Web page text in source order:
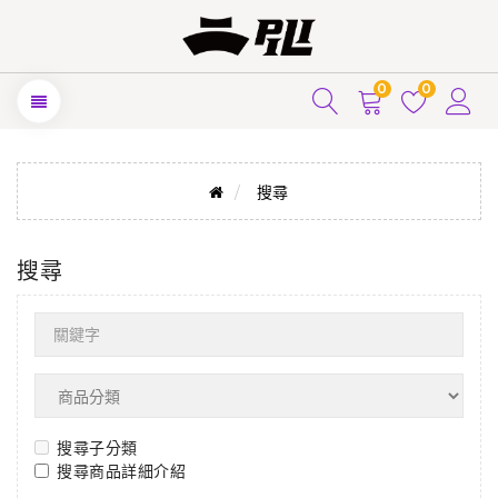
0 0
搜尋
搜尋
搜尋子分類
搜尋商品詳細介紹